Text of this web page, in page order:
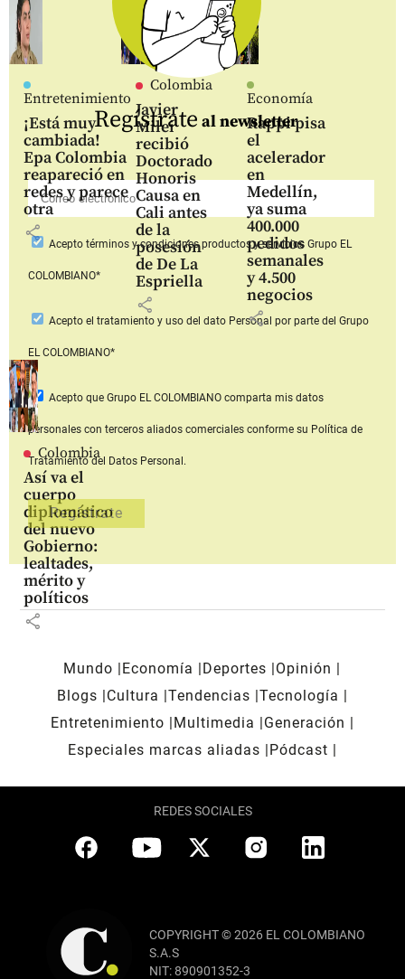
Entretenimiento
¡Está muy
cambiada!
Epa Colombia
reapareció en
redes y parece
otra
share
Colombia
Javier
Milei
recibió
Doctorado
Honoris
Causa en
Cali antes
de la
posesión
de De La
Espriella
share
Economía
Rappi pisa
el
acelerador
en
Medellín,
ya suma
400.000
pedidos
semanales
y 4.500
negocios
share
Colombia
Así va el
cuerpo
diplomático
del nuevo
Gobierno:
lealtades,
mérito y
políticos
share
Regístrate al newsletter
Aceptotérminos y condiciones productos y serviciosGrupo EL
COLOMBIANO*
Acepto el tratamiento y uso del dato Personal por parte del Grupo
EL COLOMBIANO*
Acepto que Grupo EL COLOMBIANOcomparta mis datos
personales con terceros aliados comerciales conforme su Política de
Tratamiento del Datos Personal.
Mundo Economía Deportes
Opinión
Blogs
Cultura Tendencias Tecnología
Entretenimiento
Multimedia
Generación
Especiales marcas aliadas
Pódcast
REDES SOCIALES
COPYRIGHT © 2026 EL COLOMBIANO
S.A.S
NIT: 890901352-3